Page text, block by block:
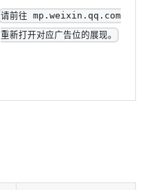
请前往 mp.weixin.qq.com
重新打开对应广告位的展现。